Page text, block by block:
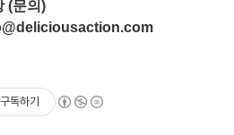
(문의)
구독하기